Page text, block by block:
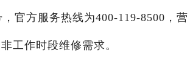
官方服务热线为400-119-8500，营
工作时段维修需求。